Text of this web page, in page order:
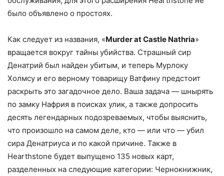
было объявлено о простоях.
Как следует из названия, «Murder at Castle Nathria»
вращается вокруг тайны убийства. Страшный сир
Денатрий был найден убитым, и теперь Мурлоку
Холмсу и его верному товарищу Ватфину предстоит
раскрыть это загадочное дело. Ваша задача — шнырять
по замку Нафрия в поисках улик, а также допросить
десять легендарных подозреваемых, чтобы выяснить,
что произошло на самом деле, кто — или что — убил
сира Денатриуса и по какой причине. Также в
Hearthstone будет выпущено 135 новых карт,
разделенных на следующие категории: Чернокнижник,